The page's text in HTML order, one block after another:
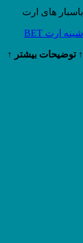
باسبار های ارت
شینه ارت BET
↑ توضیحات بیشتر ↑